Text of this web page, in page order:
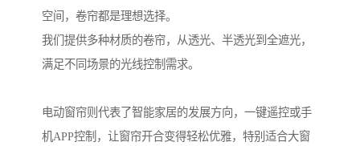
空间，卷帘都是理想选择。
我们提供多种材质的卷帘，从透光、半透光到全遮光，
满足不同场景的光线控制需求。
电动窗帘则代表了智能家居的发展方向，一键遥控或手
机APP控制，让窗帘开合变得轻松优雅，特别适合大窗